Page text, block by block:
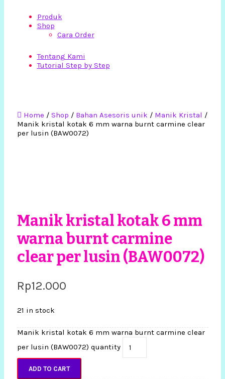
Produk
Shop
Cara Order
Tentang Kami
Tutorial Step by Step
Home / Shop / Bahan Asesoris unik / Manik Kristal /
Manik kristal kotak 6 mm warna burnt carmine clear
per lusin (BAW0072)
Manik kristal kotak 6 mm
warna burnt carmine
clear per lusin (BAW0072)
Rp12.000
21 in stock
Manik kristal kotak 6 mm warna burnt carmine clear
per lusin (BAW0072) quantity
ADD TO CART